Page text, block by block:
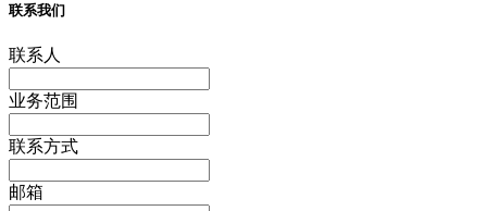
联系我们
联系人
业务范围
联系方式
邮箱